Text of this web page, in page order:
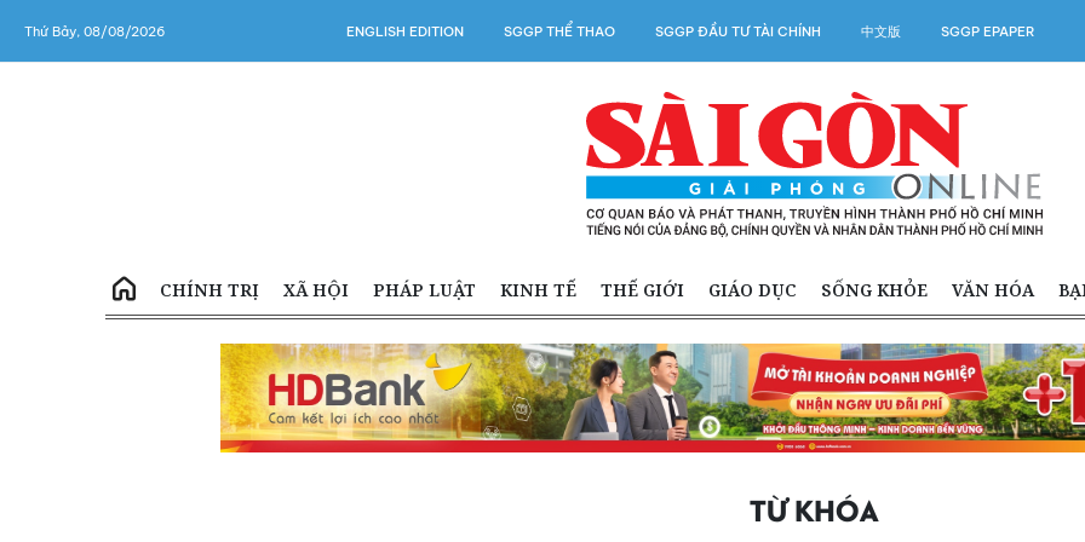
Thứ Bảy, 08/08/2026 ENGLISH EDITION SGGP THỂ THAO SGGP ĐẦU TƯ TÀI CHÍNH 中文版 SGGP EPAPER
CHÍNH TRỊ XÃ HỘI PHÁP LUẬT KINH TẾ THẾ GIỚI GIÁO DỤC SỐNG KHỎE VĂN HÓA
TỪ KHÓA